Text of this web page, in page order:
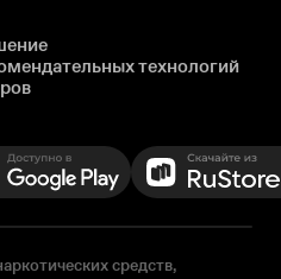
технологий
средств,